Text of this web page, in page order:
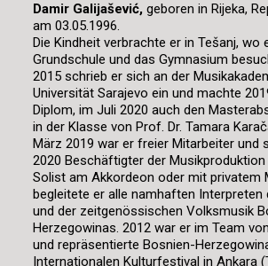
Damir Galijašević, geboren in Rijeka,
am 03.05.1996.
Die Kindheit verbrachte er in Tešanj, wo
Grundschule und das Gymnasium
2015 schrieb er sich an der
Universität Sarajevo ein und machte
Diplom, im Juli 2020 auch den
in der Klasse von Prof. Dr. Tamara
März 2019 war er freier Mitarbeiter und
2020 Beschäftigter der Musikproduktion
Solist am Akkordeon oder mit privatem
begleitete er alle namhaften Interpreten
und der zeitgenössischen Volksmusik
Herzegowinas. 2012 war er im Team
und repräsentierte Bosnien-
Internationalen Kulturfestival in Ankara